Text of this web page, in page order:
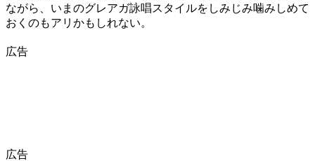
ながら、いまのグレアガ詠唱スタイルをしみじみ噛みしめて
おくのもアリかもしれない。
広告
広告